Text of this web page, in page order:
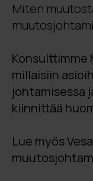
Miten
Konsulttimme
millaisiin
johtamisessa
kiinnittää
Lue myös